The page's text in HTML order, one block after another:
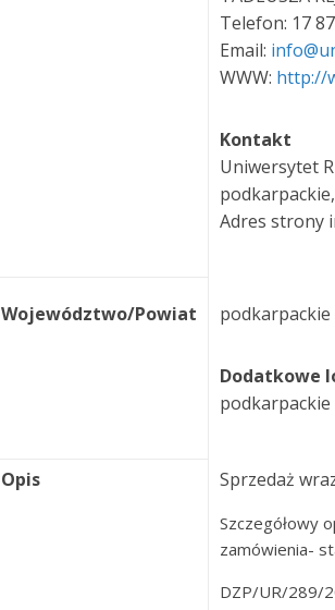
Telefon: 17
Email:
WWW: http://
Kontakt
Uniwersytet
Adres strony
Województwo/Powiat podkarpackie
Dodatkowe
podkarpackie
Opis Sprzedaż
Szczegółowy
zamówienia-
DZP/UR/289/